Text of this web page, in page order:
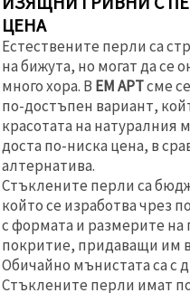
ЦЕНА
Естествените перли са
на бижута, но могат да се
много хора. В ЕМ АРТсме
по-достъпен вариант,
красотата на натуралния
доста по-ниска цена, в
алтернатива.
Стъклените перли са
който се изработва чрез
с формата и размерите
покритие, придаващи им
Обичайно мънистата са с
Стъклените перли имат